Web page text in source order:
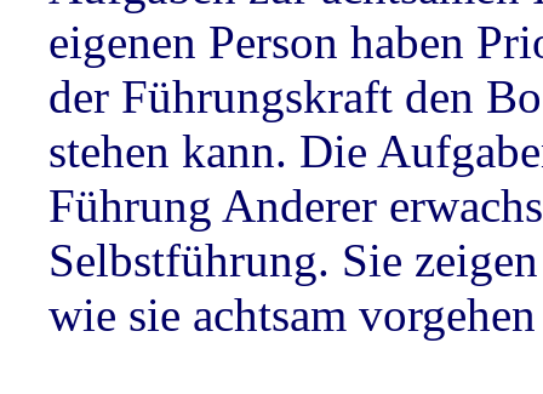
eigenen Person haben
der Führungskraft den
stehen kann. Die
Führung Anderer
Selbstführung. Sie
wie sie achtsam